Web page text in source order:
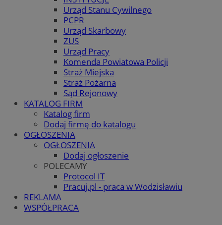
Urząd Stanu Cywilnego
PCPR
Urząd Skarbowy
ZUS
Urząd Pracy
Komenda Powiatowa Policji
Straż Miejska
Straż Pożarna
Sąd Rejonowy
KATALOG FIRM
Katalog firm
Dodaj firmę do katalogu
OGŁOSZENIA
OGŁOSZENIA
Dodaj ogłoszenie
POLECAMY
Protocol IT
Pracuj.pl - praca w Wodzisławiu
REKLAMA
WSPÓŁPRACA